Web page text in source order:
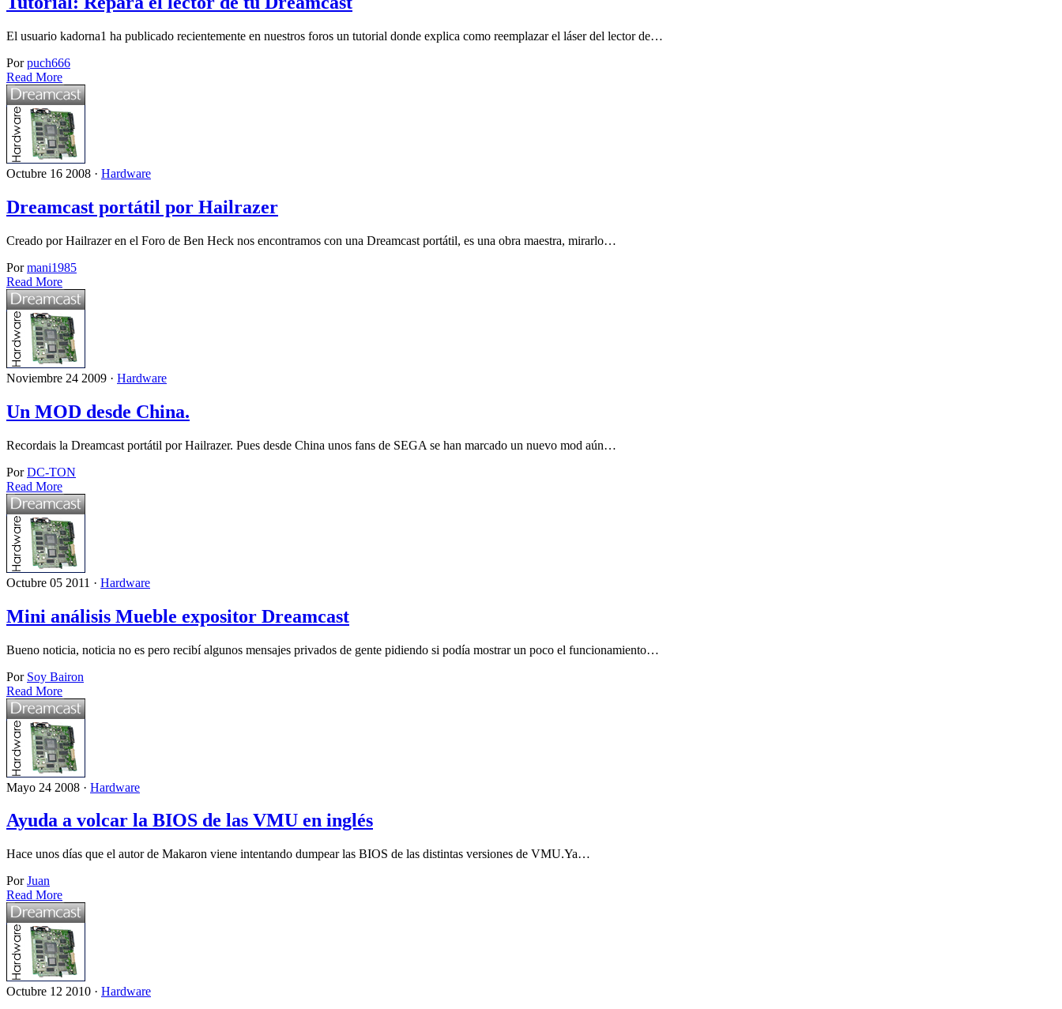
El usuario kadorna1 ha publicado recientemente en nuestros foros un tutorial donde explica como reemplazar el láser del lector de…
Porpuch666
Read More
Octubre 16 2008 · Hardware
Dreamcast portátil por Hailrazer
Creado por Hailrazer en el Foro de Ben Heck nos encontramos con una Dreamcast portátil, es una obra maestra, mirarlo…
Pormani1985
Read More
Noviembre 24 2009 · Hardware
Un MOD desde China.
Recordais la Dreamcast portátil por Hailrazer. Pues desde China unos fans de SEGA se han marcado un nuevo mod aún…
PorDC-TON
Read More
Octubre 05 2011 · Hardware
Mini análisis Mueble expositor Dreamcast
Bueno noticia, noticia no es pero recibí algunos mensajes privados de gente pidiendo si podía mostrar un poco el funcionamiento…
Por Soy Bairon
Read More
Mayo 24 2008 · Hardware
Ayuda a volcar la BIOS de las VMU en inglés
Hace unos días que el autor de Makaron viene intentando dumpear las BIOS de las distintas versiones de VMU.Ya…
PorJuan
Read More
Octubre 12 2010 · Hardware